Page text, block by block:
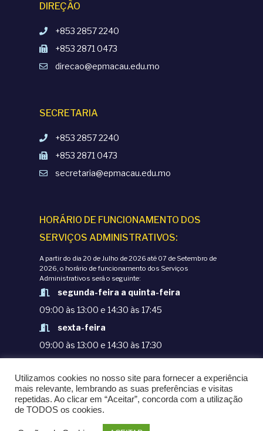
DIREÇÃO
+853 2857 2240
+853 2871 0473
direcao@epmacau.edu.mo
SECRETARIA
+853 2857 2240
+853 2871 0473
secretaria@epmacau.edu.mo
HORÁRIO DE FUNCIONAMENTO DOS
SERVIÇOS ADMINISTRATIVOS:
A partir do dia 20 de Julho de 2026 até 07 de Setembro de
2026, o horário de funcionamento dos Serviços
Administrativos será o seguinte:
segunda-feira a quinta-feira
09:00 às 13:00 e 14:30 às 17:45
sexta-feira
09:00 às 13:00 e 14:30 às 17:30
POLÍTICAS DE PRIVACIDADE
© COPYRIGHT 1998-2020. EPM - ESCOLA
PORTUGUESA DE MACAU
Utilizamos cookies no nosso site para fornecer a experiência
mais relevante, lembrando as suas preferências e visitas
repetidas. Ao clicar em “Aceitar”, concorda com a utilização
de TODOS os cookies.